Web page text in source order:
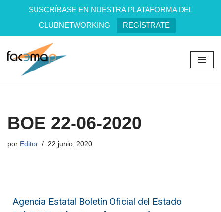
SUSCRÍBASE EN NUESTRA PLATAFORMA DEL
CLUBNETWORKING
REGÍSTRATE
Saltar
BOE 22-06-2020
por Editor 22 junio, 2020
Agencia Estatal Boletín Oficial del Estado